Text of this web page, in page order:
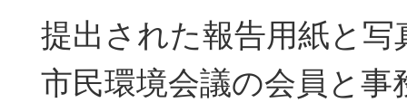
提出された報告用紙と
市民環境会議の会員と事